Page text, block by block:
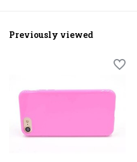
Previously viewed